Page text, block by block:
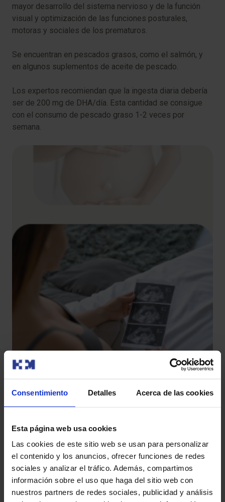
Consentimiento Detalles Acerca de las cookies
Esta página web usa cookies
Las cookies de este sitio web se usan para personalizar
el contenido y los anuncios, ofrecer funciones de redes
sociales y analizar el tráfico. Además, compartimos
información sobre el uso que haga del sitio web con
nuestros partners de redes sociales, publicidad y análisis
mayor desarrollo del sistema nervioso y de la función
visual y optimización de las funciones posturales,
motoras y sociales de los prematuros.
Se encuentran en pescados grasos, como el salmón, y
en algunos suplementos de aceite de pescado.
Los expertos recomiendan que la ingesta diaria debería
ser de 200 mg de DHA/día. Esta cantidad se consigue
con el consumo de pescado graso 1-2 veces por
semana.
¿Esperas un bebé?